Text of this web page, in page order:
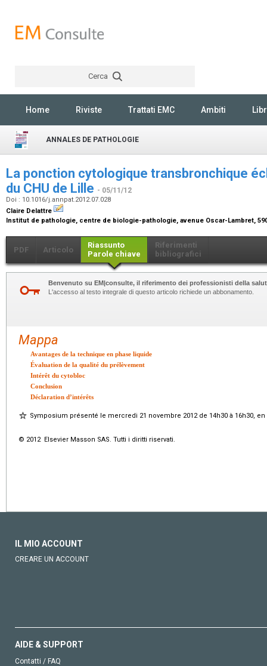
Cerca
Home Riviste Trattati EMC Ambiti
ANNALES DE PATHOLOGIE
La ponction cytologique transbronchique
du CHU de Lille - 05/11/12
Doi : 10.1016/j.annpat.2012.07.028
Claire Delattre
Institut de pathologie, centre de biologie-pathologie, avenue Oscar-Lambret,
PDF Articolo
Riassunto
Parole chiave
Riferimenti
bibliografici
Benvenuto su EM|consulte, il riferimento dei professionisti della
L'accesso al testo integrale di questo articolo richiede un abbonamento.
Mappa
Avantages de la technique en phase liquide
Évaluation de la qualité du prélèvement
Intérêt du cytobloc
Conclusion
Déclaration d’intérêts
Symposium présenté le mercredi 21 novembre 2012 de 14h30 à 16h30, en
© 2012 Elsevier Masson SAS. Tutti i diritti riservati.
IL MIO ACCOUNT
CREARE UN ACCOUNT
AIDE & SUPPORT
Contatti / FAQ